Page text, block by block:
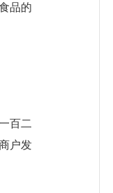
品的
百二
户发